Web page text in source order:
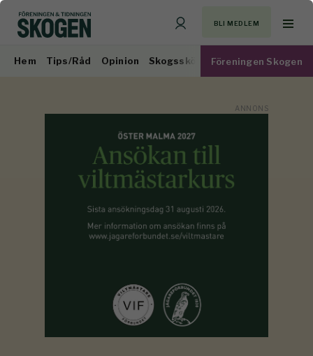
BLI MEDLEM
Hem Tips/Råd Opinion Skogsskötsel Virkesmarknad
Föreningen Skogen